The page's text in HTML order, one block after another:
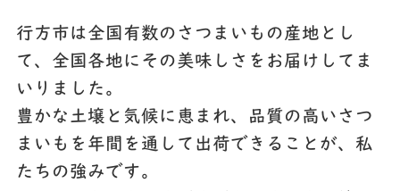
行方市は全国有数のさつまいもの産地とし
て、全国各地にその美味しさをお届けしてま
いりました。
豊かな土壌と気候に恵まれ、品質の高いさつ
まいもを年間を通して出荷できることが、私
たちの強みです。